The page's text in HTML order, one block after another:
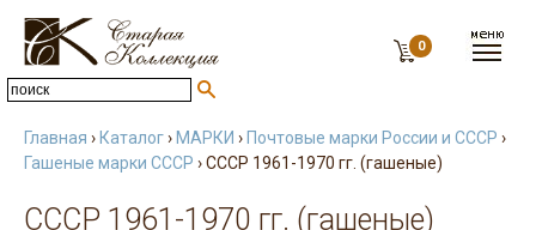
0
Главная › Каталог› МАРКИ › Почтовые марки России и СССР ›
Гашеные марки СССР › СССР 1961-1970 гг. (гашеные)
СССР 1961-1970 гг. (гашеные)